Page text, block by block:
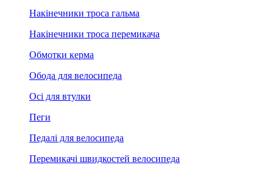
Накінечники троса гальма
Накінечники троса перемикача
Обмотки керма
Обода для велосипеда
Осі для втулки
Пеги
Педалі для велосипеда
Перемикачі швидкостей велосипеда